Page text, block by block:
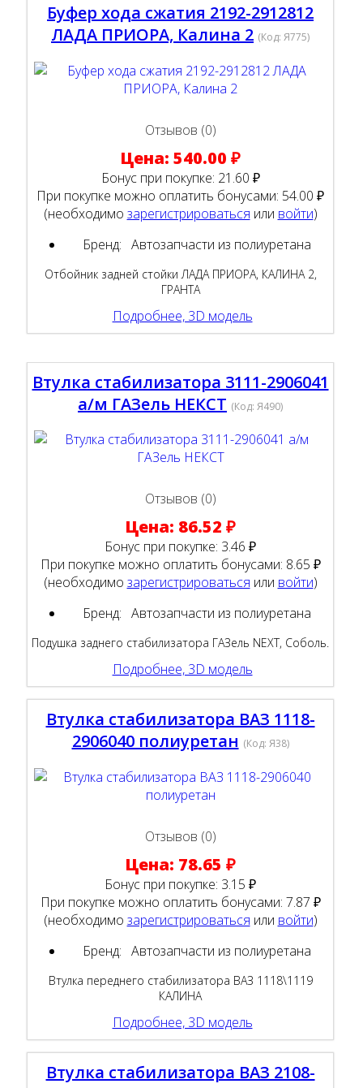
Буфер хода сжатия 2192-2912812
ЛАДА ПРИОРА, Калина 2 (Код:Я775)
Отзывов (0)
Цена:540.00 ₽
Бонус при покупке: 21.60 ₽
При покупке можно оплатить бонусами: 54.00 ₽
(необходимо зарегистрироваться или войти)
Бренд: Автозапчасти из полиуретана
Отбойник задней стойки ЛАДА ПРИОРА, КАЛИНА 2,
ГРАНТА
Подробнее, 3D модель
Втулка стабилизатора 3111-2906041
а/м ГАЗель НЕКСТ (Код:Я490)
Отзывов (0)
Цена: 86.52 ₽
Бонус при покупке: 3.46 ₽
При покупке можно оплатить бонусами: 8.65 ₽
(необходимо зарегистрироваться или войти)
Бренд: Автозапчасти из полиуретана
Подушка заднего стабилизатора ГАЗель NEXT, Соболь.
Подробнее, 3D модель
Втулка стабилизатора ВАЗ 1118-
2906040 полиуретан (Код: Я38)
Отзывов (0)
Цена: 78.65 ₽
Бонус при покупке: 3.15 ₽
При покупке можно оплатить бонусами: 7.87 ₽
(необходимо зарегистрироваться или войти)
Бренд: Автозапчасти из полиуретана
Втулка переднего стабилизатора ВАЗ 1118\1119
КАЛИНА
Подробнее, 3D модель
Втулка стабилизатора ВАЗ 2108-